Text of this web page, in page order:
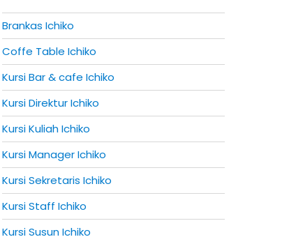
Brankas Ichiko
Coffe Table Ichiko
Kursi Bar & cafe Ichiko
Kursi Direktur Ichiko
Kursi Kuliah Ichiko
Kursi Manager Ichiko
Kursi Sekretaris Ichiko
Kursi Staff Ichiko
Kursi Susun Ichiko